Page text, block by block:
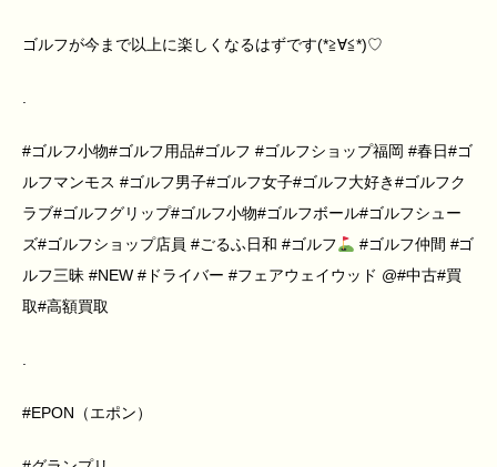
ゴルフが今まで以上に楽しくなるはずです(*≧∀≦*)♡
.
#ゴルフ小物#ゴルフ用品#ゴルフ #ゴルフショップ福岡 #春日#ゴ
ルフマンモス #ゴルフ男子#ゴルフ女子#ゴルフ大好き#ゴルフク
ラブ#ゴルフグリップ#ゴルフ小物#ゴルフボール#ゴルフシュー
ズ#ゴルフショップ店員 #ごるふ日和 #ゴルフ
#ゴルフ仲間 #ゴ
ルフ三昧 #NEW #ドライバー #フェアウェイウッド @#中古#買
取#高額買取
.
#EPON（エポン）